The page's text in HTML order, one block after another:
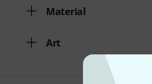
Material
Art